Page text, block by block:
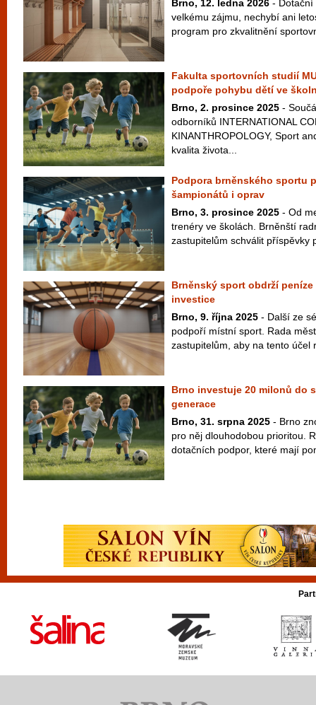
Brno, 12. ledna 2026 - Dotační
velkému zájmu, nechybí ani
program pro zkvalitnění
Fakulta sportovních studií
podpoře pohybu dětí ve
Brno, 2. prosince 2025 -
odborníků INTERNATIONAL
KINANTHROPOLOGY, Sport
kvalita života...
Podpora brněnského sportu
šampionátů i oprav
Brno, 3. prosince 2025 - Od
trenéry ve školách. Brněnští
zastupitelům schválit příspěvky
Brněnský sport obdrží
investice
Brno, 9. října 2025 - Další ze
podpoří místní sport. Rada
zastupitelům, aby na tento účel
Brno investuje 20 milonů do
generace
Brno, 31. srpna 2025 - Brno
pro něj dlouhodobou prioritou.
dotačních podpor, které mají